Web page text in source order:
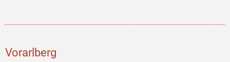
Vorarlberg